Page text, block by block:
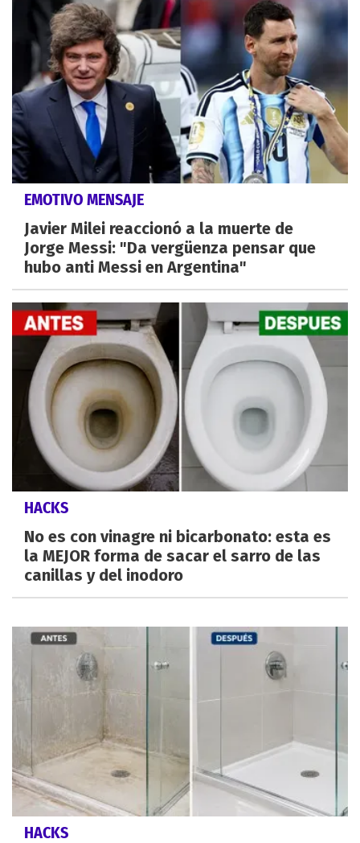
EMOTIVO MENSAJE
Javier Milei reaccionó a la muerte de
Jorge Messi: "Da vergüenza pensar que
hubo anti Messi en Argentina"
HACKS
No es con vinagre ni bicarbonato: esta es
la MEJOR forma de sacar el sarro de las
canillas y del inodoro
HACKS